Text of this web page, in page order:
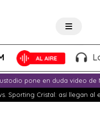
Lo
pone en duda video de
Sporting Cristal: así llegan al